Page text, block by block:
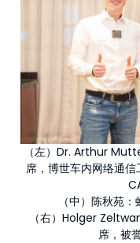
（左）Dr. Arthur
席，博世车内网络通信
（中）陈秋苑
（右）Holger
席，被